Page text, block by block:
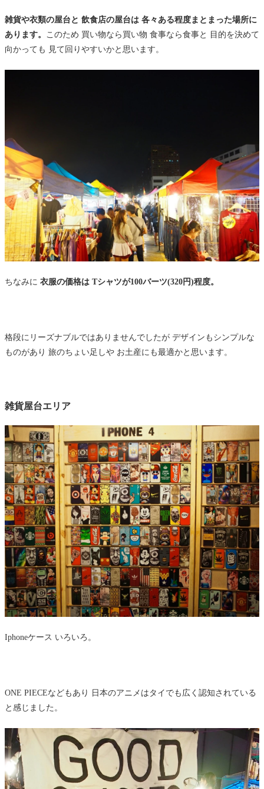
雑貨や衣類の屋台と 飲食店の屋台は 各々ある程度まとまった場所に
あります。 このため 買い物なら買い物 食事なら食事と 目的を決めて
向かっても 見て回りやすいかと思います。
ちなみに 衣服の価格は Tシャツが100バーツ(320円)程度。
格段にリーズナブルではありませんでしたが デザインもシンプルな
ものがあり 旅のちょい足しや お土産にも最適かと思います。
雑貨屋台エリア
Iphoneケース いろいろ。
ONE PIECEなどもあり 日本のアニメはタイでも広く認知されている
と感じました。